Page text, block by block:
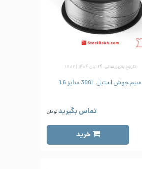
تاریخ به‌روزرسانی: ۱۴ آبان ۱۴۰۴ | ۱۸:۱۲
سیم جوش استیل 308L سایز 1.6
تماس بگیرید تومان
خرید